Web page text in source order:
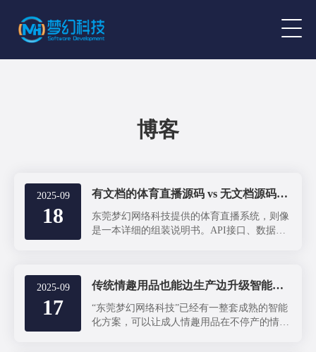
博客
2025-09
18
有文档的体育直播源码 vs 无文档源码，差别到底在哪？
东莞梦幻网络科技提供的体育直播系统，则像
是一本详细的组装说明书。API接口、数据流
2025-09
17
传统情趣用品也能边生产边升级智能化，但费用不可小看
“东莞梦幻网络科技”已经有一整套成熟的智能
化方案，可以让成人情趣用品在不停产的情况